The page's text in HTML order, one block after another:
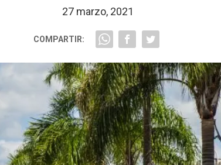
27 marzo, 2021
COMPARTIR: